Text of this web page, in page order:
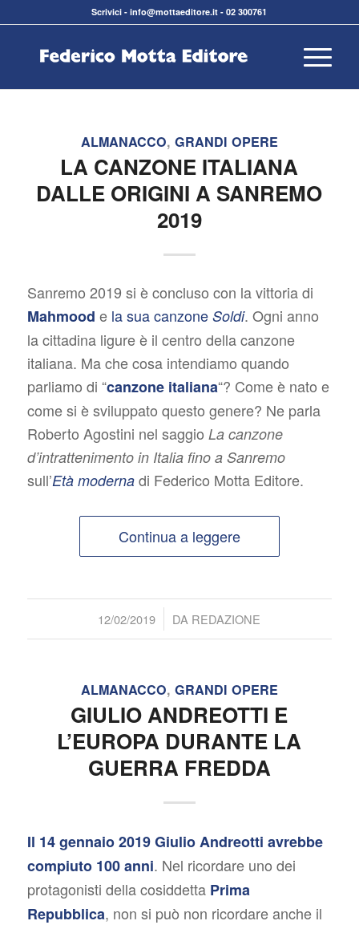
Scrivici -info@mottaeditore.it -02 300761
ALMANACCO, GRANDI OPERE
LA CANZONE ITALIANA
DALLE ORIGINI A SANREMO
2019
Sanremo 2019 si è concluso con la vittoria di
Mahmood e la sua canzone Soldi. Ogni anno
la cittadina ligure è il centro della canzone
italiana. Ma che cosa intendiamo quando
parliamo di “canzone italiana“? Come è nato e
come si è sviluppato questo genere? Ne parla
Roberto Agostini nel saggio La canzone
d’intrattenimento in Italia fino a Sanremo
sull’Età modernadi Federico Motta Editore.
Continua a leggere
12/02/2019
/ DA REDAZIONE
ALMANACCO, GRANDI OPERE
GIULIO ANDREOTTI E
L’EUROPA DURANTE LA
GUERRA FREDDA
Il 14 gennaio 2019 Giulio Andreotti avrebbe
compiuto 100 anni. Nel ricordare uno dei
protagonisti della cosiddetta Prima
Repubblica, non si può non ricordare anche il